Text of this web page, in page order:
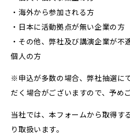
・海外から参加される方
・日本に活動拠点が無い企業の方
・その他、弊社及び講演企業が不
個人の方
※申込が多数の場合、弊社抽選に
だく場合がございますので、予め
当社では、本フォームから取得す
り取扱います。